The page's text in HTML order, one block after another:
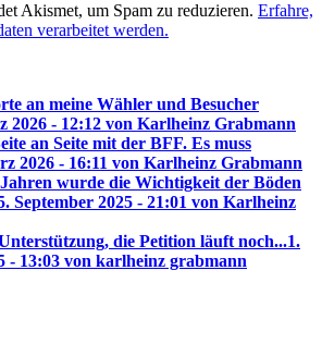
Akismet, um Spam zu reduzieren. Erfahre,
verarbeitet werden.
an meine Wähler und Besucher
2026 - 12:12 von Karlheinz Grabmann
an Seite mit der BFF. Es muss
2026 - 16:11 von Karlheinz Grabmann
wurde die Wichtigkeit der Böden
September 2025 - 21:01 von Karlheinz
die Petition läuft noch...1.
- 13:03 von karlheinz grabmann